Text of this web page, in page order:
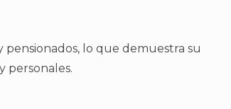
pensionados, lo que demuestra su
personales.